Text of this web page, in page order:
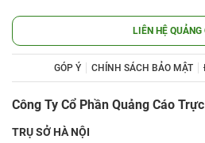
LIÊN HỆ QUẢNG
GÓP Ý CHÍNH SÁCH BẢO MẬT
Công Ty Cổ Phần Quảng Cáo
TRỤ SỞ HÀ NỘI